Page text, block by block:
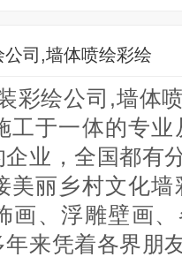
司,墙体喷绘彩绘
彩绘公司,墙体
工于一体的专
业，全国都有
美丽乡村文化
画、浮雕壁画
来凭着各界朋